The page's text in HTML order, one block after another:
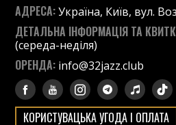
АДРЕСА:Україна, Київ, вул.
ДЕТАЛЬНА ІНФОРМАЦІЯ ТА
(середа-неділя)
ОРЕНДА: info@32jazz.club
КОРИСТУВАЦЬКА УГОДА І ОПЛАТА